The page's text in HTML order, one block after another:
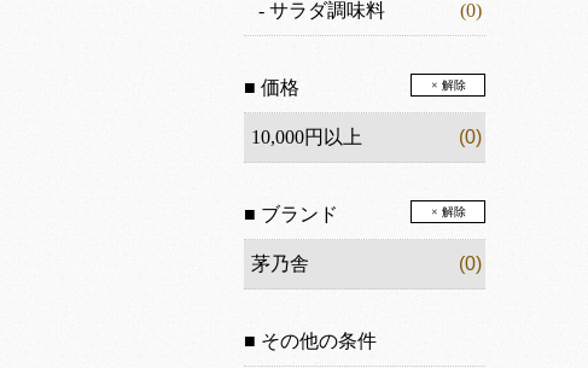
- サラダ調味料 (0)
■ 価格 × 解除
10,000円以上 (0)
■ ブランド × 解除
茅乃舎 (0)
■ その他の条件